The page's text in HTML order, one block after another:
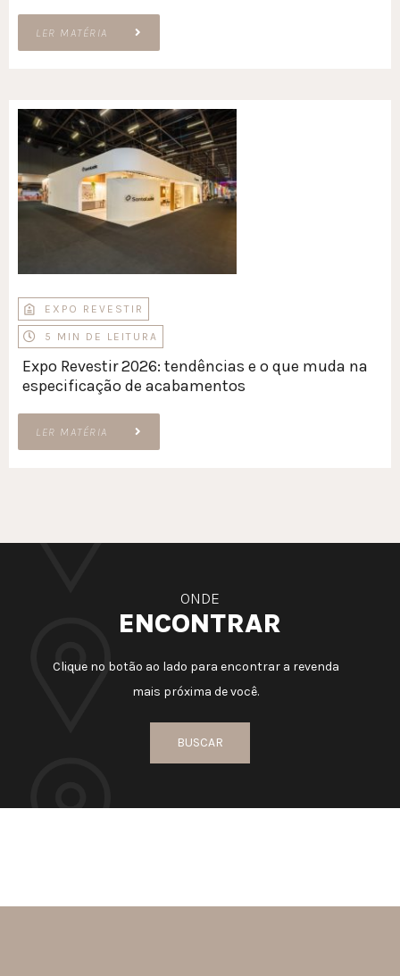
LER MATÉRIA
EXPO REVESTIR
5 MIN DE LEITURA
Expo Revestir 2026: tendências e o que muda na
especificação de acabamentos
LER MATÉRIA
ONDE
ENCONTRAR
Clique no botão ao lado para encontrar a revenda
mais próxima de você.
BUSCAR